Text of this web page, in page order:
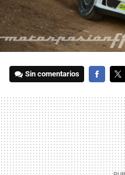
Sin comentarios